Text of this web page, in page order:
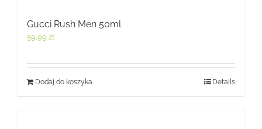
Gucci Rush Men 50ml
59,99 zł
Dodaj do koszyka Details